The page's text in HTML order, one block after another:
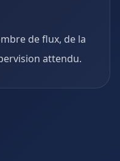
de flux, de la
attendu.